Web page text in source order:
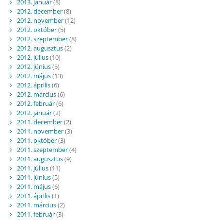
2013. január(8)
2012. december(8)
2012. november(12)
2012. október(5)
2012. szeptember(8)
2012. augusztus(2)
2012. július(10)
2012. június(5)
2012. május(13)
2012. április(6)
2012. március(6)
2012. február(6)
2012. január(2)
2011. december(2)
2011. november(3)
2011. október(3)
2011. szeptember(4)
2011. augusztus(9)
2011. július(11)
2011. június(5)
2011. május(6)
2011. április(1)
2011. március(2)
2011. február(3)